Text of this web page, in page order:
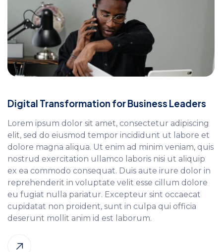
Digital Transformation for Business Leaders
Lorem ipsum dolor sit amet, consectetur adipiscing
elit, sed do eiusmod tempor incididunt ut labore et
dolore magna aliqua. Ut enim ad minim veniam, quis
nostrud exercitation ullamco laboris nisi ut aliquip
ex ea commodo consequat. Duis aute irure dolor in
reprehenderit in voluptate velit esse cillum dolore
eu fugiat nulla pariatur. Excepteur sint occaecat
cupidatat non proident, sunt in culpa qui officia
deserunt mollit anim id est laborum.